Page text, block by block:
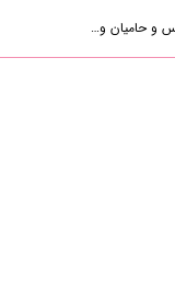
و حامیان و…